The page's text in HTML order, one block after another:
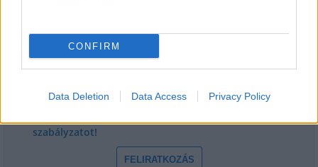
CONFIRM
Data Deletion Data Access Privacy Policy
E-mail cím
szabályzatot!
FELIRATKOZÁS